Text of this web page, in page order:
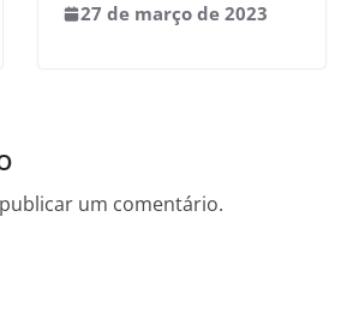
27 de março de 2023
um comentário.